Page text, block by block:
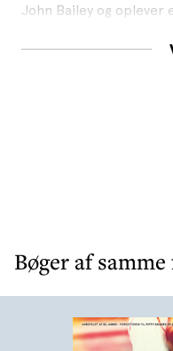
John Bailey og
Bøger af